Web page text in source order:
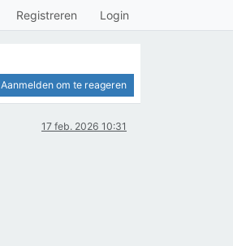
Registreren Login
Aanmelden om te reageren
17 feb. 2026 10:31